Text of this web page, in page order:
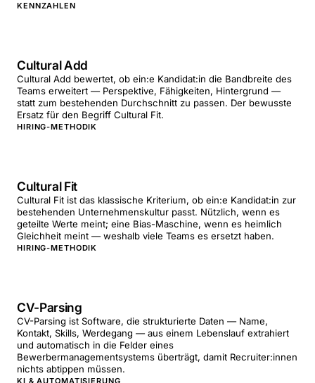
KENNZAHLEN
Cultural Add
Cultural Add bewertet, ob ein:e Kandidat:in die Bandbreite des
Teams erweitert — Perspektive, Fähigkeiten, Hintergrund —
statt zum bestehenden Durchschnitt zu passen. Der bewusste
Ersatz für den Begriff Cultural Fit.
HIRING-METHODIK
Cultural Fit
Cultural Fit ist das klassische Kriterium, ob ein:e Kandidat:in zur
bestehenden Unternehmenskultur passt. Nützlich, wenn es
geteilte Werte meint; eine Bias-Maschine, wenn es heimlich
Gleichheit meint — weshalb viele Teams es ersetzt haben.
HIRING-METHODIK
CV-Parsing
CV-Parsing ist Software, die strukturierte Daten — Name,
Kontakt, Skills, Werdegang — aus einem Lebenslauf extrahiert
und automatisch in die Felder eines
Bewerbermanagementsystems überträgt, damit Recruiter:innen
nichts abtippen müssen.
KI & AUTOMATISIERUNG